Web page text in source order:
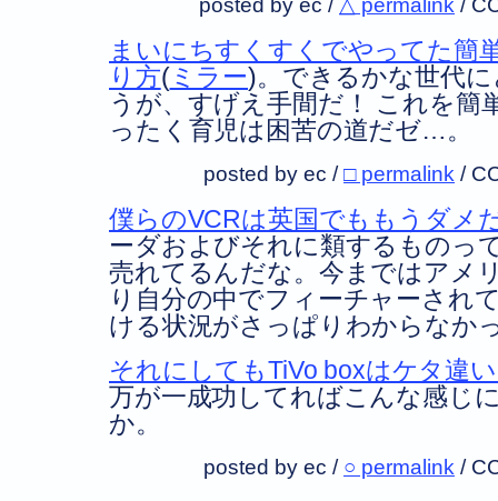
posted by ec / △ permalink /
まいにちすくすくでやってた簡
り方(ミラー)。できるかな世代
うが、すげえ手間だ！ これを簡
ったく育児は困苦の道だゼ…。
posted by ec /□ permalink /
僕らのVCRは英国でももうダメ
ーダおよびそれに類するものっ
売れてるんだな。今まではアメ
り自分の中でフィーチャーされ
ける状況がさっぱりわからなか
それにしてもTiVo boxはケタ違
万が一成功してればこんな感じ
か。
posted by ec / ○ permalink /